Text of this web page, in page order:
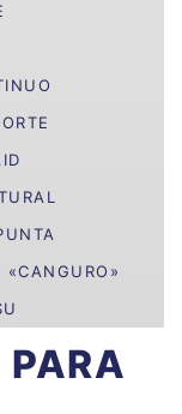
«CANGURO»